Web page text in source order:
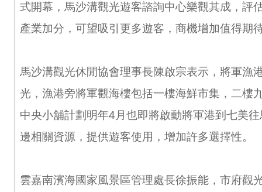
式開幕，馬沙溝觀光遊客諮詢中心樂觀其成，評
產業加分，可望吸引更多遊客，商機增加值得期
馬沙溝觀光休閒協會理事長陳啟宗表示，將軍漁
光，漁港旁將軍觀海樓包括一樓海鮮市集，二樓
中央小舖計劃明年4月也即將啟動將軍港到七美
邊相關資源，提供遊客使用，增加許多選擇性。
雲嘉南濱海國家風景區管理處長徐振能，市府觀